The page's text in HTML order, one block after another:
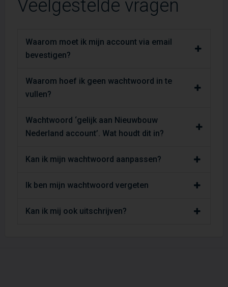
Veelgestelde vragen
Waarom moet ik mijn account via email
bevestigen?
Waarom hoef ik geen wachtwoord in te
vullen?
Wachtwoord ‘gelijk aan Nieuwbouw
Nederland account’. Wat houdt dit in?
Kan ik mijn wachtwoord aanpassen?
Ik ben mijn wachtwoord vergeten
Kan ik mij ook uitschrijven?